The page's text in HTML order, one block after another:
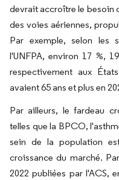
devrait accroître le besoin
des voies aériennes,
Par exemple, selon les
l'UNFPA, environ 17 %,
respectivement aux
avaient 65 ans et plus en
Par ailleurs, le fardeau
telles que la BPCO,
sein de la population
croissance du marché.
2022 publiées par l'ACS,